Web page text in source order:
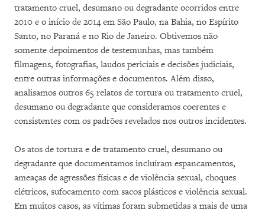
tratamento cruel, desumano ou degradante ocorridos entre
2010 e o início de 2014 em São Paulo, na Bahia, no Espírito
Santo, no Paraná e no Rio de Janeiro. Obtivemos não
somente depoimentos de testemunhas, mas também
filmagens, fotografias, laudos periciais e decisões judiciais,
entre outras informações e documentos. Além disso,
analisamos outros 65 relatos de tortura ou tratamento cruel,
desumano ou degradante que consideramos coerentes e
consistentes com os padrões revelados nos outros incidentes.
Os atos de tortura e de tratamento cruel, desumano ou
degradante que documentamos incluíram espancamentos,
ameaças de agressões físicas e de violência sexual, choques
elétricos, sufocamento com sacos plásticos e violência sexual.
Em muitos casos, as vítimas foram submetidas a mais de uma